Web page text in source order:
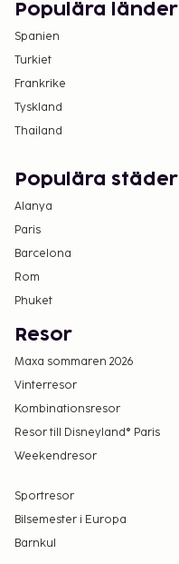
Populära länder
Spanien
Turkiet
Frankrike
Tyskland
Thailand
Populära städer
Alanya
Paris
Barcelona
Rom
Phuket
Resor
Maxa sommaren 2026
Vinterresor
Kombinationsresor
Resor till Disneyland® Paris
Weekendresor
Sportresor
Bilsemester i Europa
Barnkul